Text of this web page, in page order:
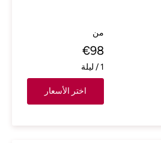
من
€98
1
/ ليلة
اختر الأسعار